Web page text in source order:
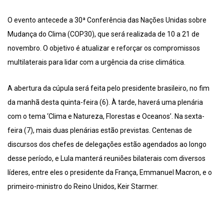
O evento antecede a 30ª Conferência das Nações Unidas sobre
Mudança do Clima (COP30), que será realizada de 10 a 21 de
novembro. O objetivo é atualizar e reforçar os compromissos
multilaterais para lidar com a urgência da crise climática.
A abertura da cúpula será feita pelo presidente brasileiro, no fim
da manhã desta quinta-feira (6). À tarde, haverá uma plenária
com o tema ‘Clima e Natureza, Florestas e Oceanos’. Na sexta-
feira (7), mais duas plenárias estão previstas. Centenas de
discursos dos chefes de delegações estão agendados ao longo
desse período, e Lula manterá reuniões bilaterais com diversos
líderes, entre eles o presidente da França, Emmanuel Macron, e o
primeiro-ministro do Reino Unidos, Keir Starmer.